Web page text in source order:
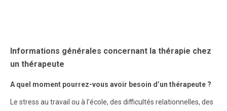
Informations générales concernant la thérapie chez
un thérapeute
A quel moment pourrez-vous avoir besoin d’un thérapeute ?
Le stress au travail ou à l’école, des difficultés relationnelles, des